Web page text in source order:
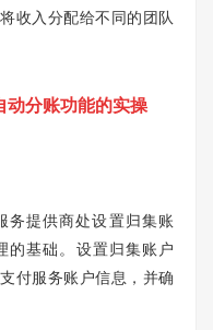
收入分配给不同的团队
分账功能的实操
提供商处设置归集账
的基础。设置归集账户
付服务账户信息，并确